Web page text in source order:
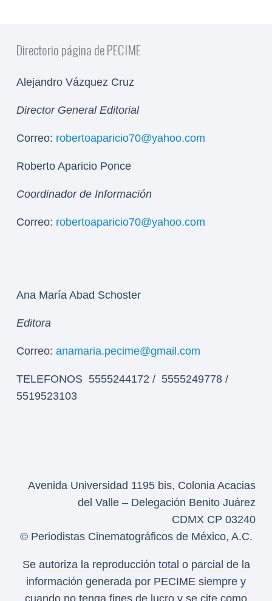
Directorio página de PECIME
Alejandro Vázquez Cruz
Director General Editorial
Correo: robertoaparicio70@yahoo.com
Roberto Aparicio Ponce
Coordinador de Información
Correo: robertoaparicio70@yahoo.com
Ana María Abad Schoster
Editora
Correo: anamaria.pecime@gmail.com
TELEFONOS 5555244172 / 5555249778 /
5519523103
Avenida Universidad 1195 bis, Colonia Acacias
del Valle – Delegación Benito Juárez
CDMX CP 03240
© Periodistas Cinematográficos de México, A.C.
Se autoriza la reproducción total o parcial de la
información generada por PECIME siempre y